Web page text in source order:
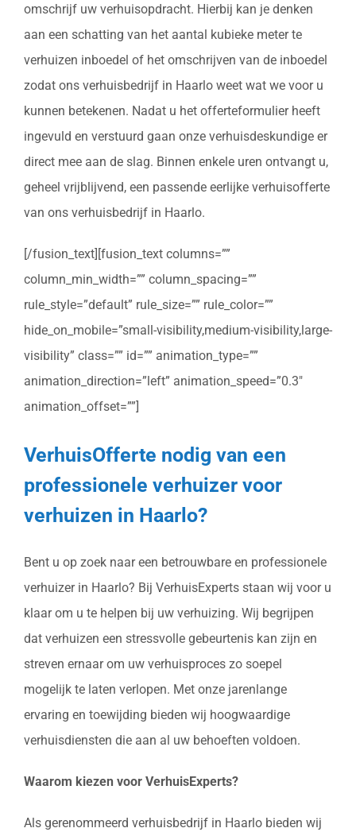
omschrijf uw verhuisopdracht. Hierbij kan je denken
aan een schatting van het aantal kubieke meter te
verhuizen inboedel of het omschrijven van de inboedel
zodat ons verhuisbedrijf in Haarlo weet wat we voor u
kunnen betekenen. Nadat u het offerteformulier heeft
ingevuld en verstuurd gaan onze verhuisdeskundige er
direct mee aan de slag. Binnen enkele uren ontvangt u,
geheel vrijblijvend, een passende eerlijke verhuisofferte
van ons verhuisbedrijf in Haarlo.
[/fusion_text][fusion_text columns=””
column_min_width=”” column_spacing=””
rule_style=”default” rule_size=”” rule_color=””
hide_on_mobile=”small-visibility,medium-visibility,large-
visibility” class=”” id=”” animation_type=””
animation_direction=”left” animation_speed=”0.3″
animation_offset=””]
VerhuisOfferte nodig van een
professionele verhuizer voor
verhuizen in Haarlo?
Bent u op zoek naar een betrouwbare en professionele
verhuizer in Haarlo? Bij VerhuisExperts staan wij voor u
klaar om u te helpen bij uw verhuizing. Wij begrijpen
dat verhuizen een stressvolle gebeurtenis kan zijn en
streven ernaar om uw verhuisproces zo soepel
mogelijk te laten verlopen. Met onze jarenlange
ervaring en toewijding bieden wij hoogwaardige
verhuisdiensten die aan al uw behoeften voldoen.
Waarom kiezen voor VerhuisExperts?
Als gerenommeerd verhuisbedrijf in Haarlo bieden wij